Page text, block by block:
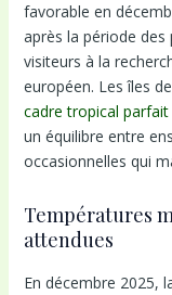
favorable en
après la période des
visiteurs à la
européen. Les îles
cadre tropical parfait
un équilibre entre
occasionnelles qui
Températures
attendues
En décembre 2025,